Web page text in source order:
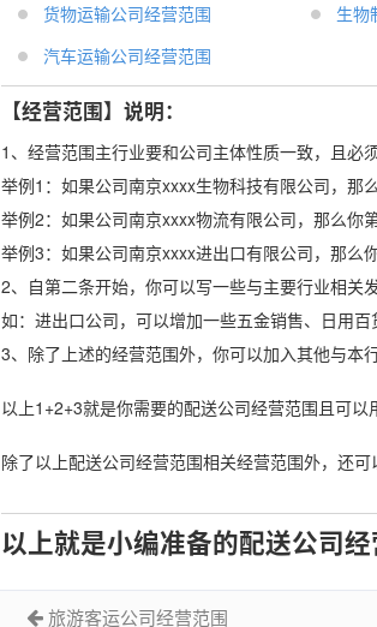
货物运输公司经营范围 生物
汽车运输公司经营范围
【经营范围】说明：
1、经营范围主行业要和公司主体性质一致，且必
举例1：如果公司南京xxxx生物科技有限公司，那
举例2：如果公司南京xxxx物流有限公司，那么你
举例3：如果公司南京xxxx进出口有限公司，那么
2、自第二条开始，你可以写一些与主要行业相关
如：进出口公司，可以增加一些五金销售、日用百
3、除了上述的经营范围外，你可以加入其他与本
以上1+2+3就是你需要的配送公司经营范围且可以
除了以上配送公司经营范围相关经营范围外，还
以上就是小编准备的配送公司
旅游客运公司经营范围